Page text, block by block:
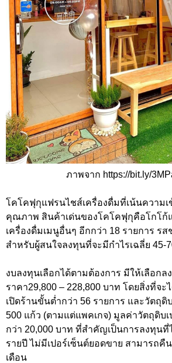
ภาพจาก https://bit.ly/
โคโคฟุกุแฟรนไชส์เครื่องดื่มที่เน้นความ
คุณภาพ สินค้าเด่นของโคโคฟุกุคือโกโก้
เครื่องดื่มเมนูอื่นๆ อีกกว่า 18 รายการ ร
สำหรับผู้สนใจลงทุนที่จะมีกำไรเฉลี่ย 45-
งบลงทุนเลือกได้ตามต้องการ มีให้เลือกล
ราคา29,800 – 228,800 บาท โดยสิ่งที่จ
เปิดร้านขั้นต่ำกว่า 56 รายการ และวัตถุ
500 แก้ว (ตามแต่แพคเกจ) มูลค่าวัตถุดิบเ
กว่า 20,000 บาท ที่สำคัญเป็นการลงทุนที่
รายปี ไม่มีเปอร์เซ็นต์ยอดขาย สามารถคื
เดือน